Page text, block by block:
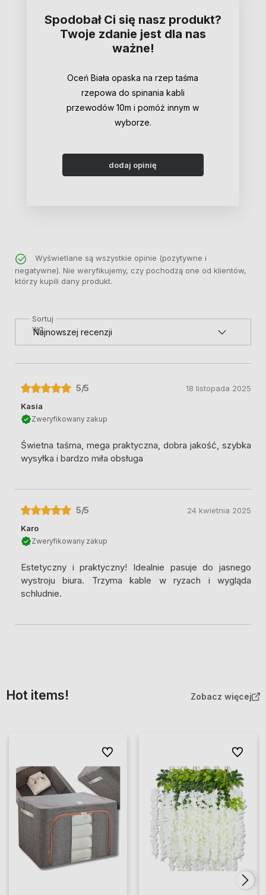
Spodobał Ci się nasz produkt?
Twoje zdanie jest dla nas
ważne!
Oceń Biała opaska na rzep taśma
rzepowa do spinania kabli
przewodów 10m i pomóż innym w
wyborze.
dodaj opinię
Wyświetlane są wszystkie opinie (pozytywne i
negatywne). Nie weryfikujemy, czy pochodzą one od klientów,
którzy kupili dany produkt.
Sortuj
wg
5/5
Kasia
Zweryfikowany zakup
Świetna taśma, mega praktyczna, dobra jakość, szybka
wysyłka i bardzo miła obsługa
18 listopada 2025
5/5
Karo
Zweryfikowany zakup
Estetyczny i praktyczny! Idealnie pasuje do jasnego
wystroju biura. Trzyma kable w ryzach i wygląda
schludnie.
24 kwietnia 2025
Hot items! Zobacz więcej
Do ulubionych Do